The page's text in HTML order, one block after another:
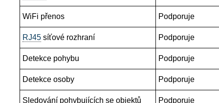
WiFi přenos Podporuje
RJ45 síťové rozhraní Podporuje
Detekce pohybu Podporuje
Detekce osoby Podporuje
Sledování pohybujících se objektů Podporuje